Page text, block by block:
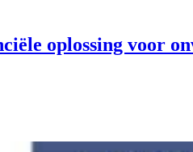
oplossing voor